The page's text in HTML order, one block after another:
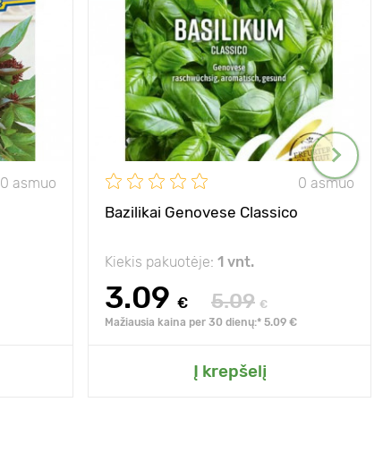
0 asmuo 0 asmuo
Bazilikai Genovese Classico
Kiekis pakuotėje: 1 vnt.
3.09 € 5.09 €
Mažiausia kaina per 30 dienų:* 5.09 €
Į krepšelį